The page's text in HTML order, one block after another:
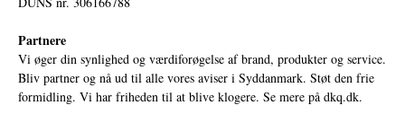
Partnere
Vi øger din synlighed og værdiforøgelse af brand, produkter og service.
Bliv partner og nå ud til alle vores aviser i Syddanmark. Støt den frie
formidling. Vi har friheden til at blive klogere. Se mere på dkq.dk.